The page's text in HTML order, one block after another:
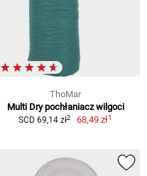
ThoMar
Multi Dry pochłaniacz wilgoci
SCD 69,14 zł2 68,49 zł1